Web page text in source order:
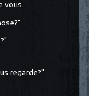
vous
regarde?"